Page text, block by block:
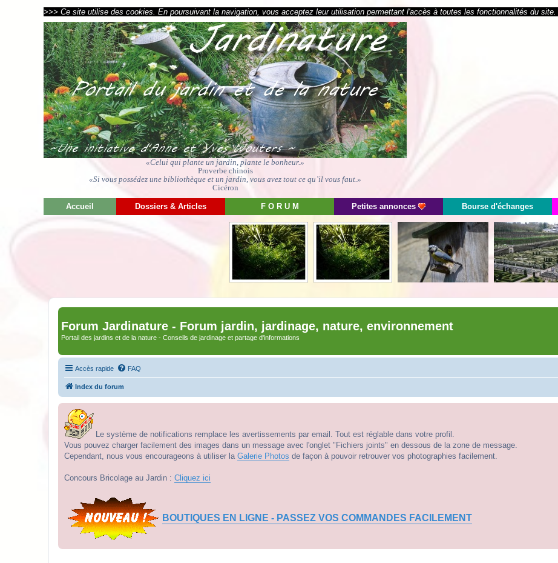
>>> Ce site utilise des cookies. En poursuivant la navigation, vous acceptez leur utilisation permettant l'accès à toutes les fonctionnalités du site.
«Celui qui plante un jardin, plante le bonheur.»
Proverbe chinois
«Si vous possédez une bibliothèque et un jardin, vous avez tout ce qu’il vous faut.»
Cicéron
Accueil Dossiers & Articles F O R U M Petites annonces Bourse d'échanges
Forum Jardinature - Forum jardin, jardinage, nature, environnement
Portail des jardins et de la nature - Conseils de jardinage et partage d'informations
Accès rapide FAQ
Index du forum
Le système de notifications remplace les avertissements par email. Tout est réglable dans votre profil.
Vous pouvez charger facilement des images dans un message avec l'onglet "Fichiers joints" en dessous de la zone de message.
Cependant, nous vous encourageons à utiliser la Galerie Photos de façon à pouvoir retrouver vos photographies facilement.
Concours Bricolage au Jardin : Cliquez ici
BOUTIQUES EN LIGNE - PASSEZ VOS COMMANDES FACILEMENT